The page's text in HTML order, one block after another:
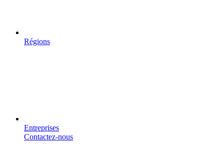
Régions
Entreprises
Contactez-nous